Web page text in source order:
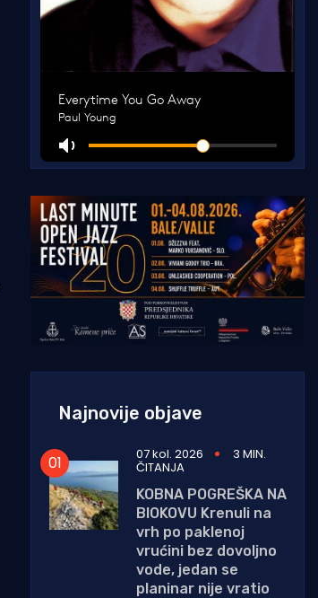
Najnovije objave
07 kol. 2026 3 MIN.
ČITANJA
KOBNA POGREŠKA NA
BIOKOVU Krenuli na
vrh po paklenoj
vrućini bez dovoljno
vode, jedan se
planinar nije vratio